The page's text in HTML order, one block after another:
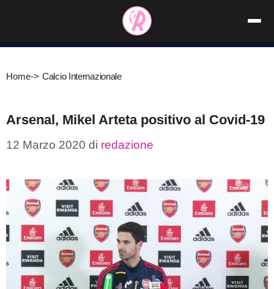
contenuto
Home-> Calcio Internazionale
Arsenal, Mikel Arteta positivo al Covid-19
12 Marzo 2020 di redazione